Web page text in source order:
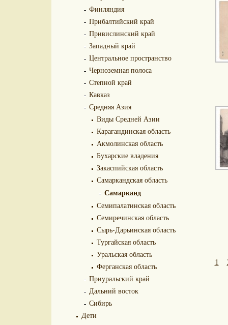
Финляндия
Прибалтийский край
Привислинский край
Западный край
Центральное пространство
Черноземная полоса
Степной край
Кавказ
Средняя Азия
Виды Средней Азии
Карагандинская область
Акмолинская область
Бухарские владения
Закаспийская область
Самаркандская область
Самарканд
Семипалатинская область
Семиречинская область
Сырь-Дарьинская область
Тургайская область
Уральская область
Ферганская область
Приуральский край
Дальний восток
Сибирь
Дети
1